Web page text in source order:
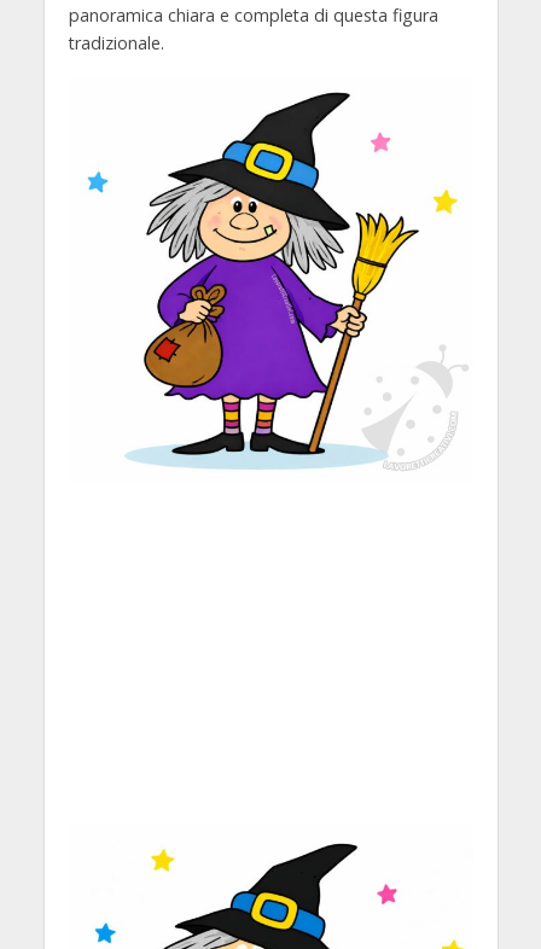
panoramica chiara e completa di questa figura
tradizionale.